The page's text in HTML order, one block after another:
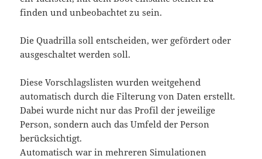
finden und unbeobachtet zu sein.
Die Quadrilla soll entscheiden, wer gefördert oder
ausgeschaltet werden soll.
Diese Vorschlagslisten wurden weitgehend
automatisch durch die Filterung von Daten erstellt.
Dabei wurde nicht nur das Profil der jeweilige
Person, sondern auch das Umfeld der Person
berücksichtigt.
Automatisch war in mehreren Simulationen